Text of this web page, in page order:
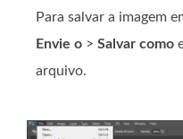
Para salvar a imagem
Envie o > Salvar como
arquivo.